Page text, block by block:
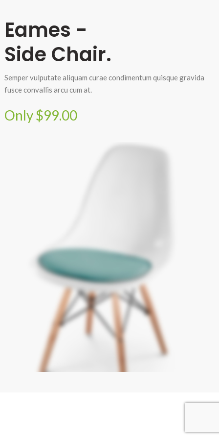
Eames -
Side Chair.
Semper vulputate aliquam curae condimentum quisque gravida
fusce convallis arcu cum at.
Only $99.00